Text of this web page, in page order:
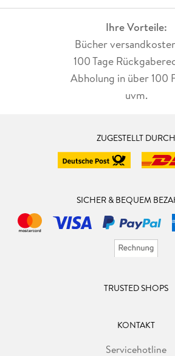
Ihre Vorteile:
Bücher
100 Tage
Abholung in über 100
uvm.
ZUGESTELLT DURCH
SICHER & BEQUEM
TRUSTED SHOPS
KONTAKT
Servicehotline